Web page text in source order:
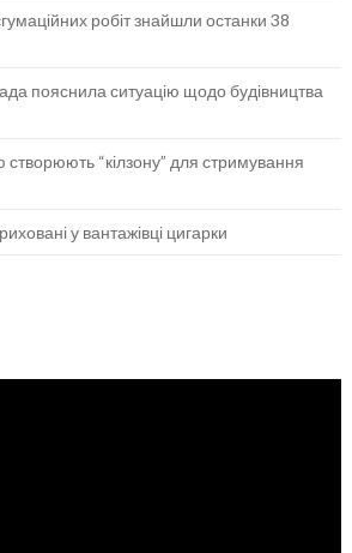
робіт знайшли останки 38
пояснила ситуацію щодо будівництва
створюють “кілзону” для стримування
у вантажівці цигарки